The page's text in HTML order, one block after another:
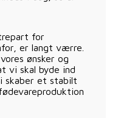
for
er langt værre.
ønsker og
vi skal byde ind
skaber et stabilt